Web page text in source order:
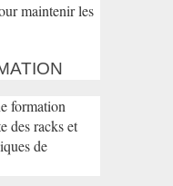
maintenir les
formation
des racks et
de